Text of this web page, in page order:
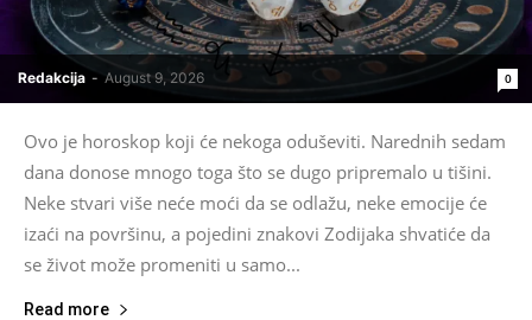
Redakcija - August 9, 2026 0
Ovo je horoskop koji će nekoga oduševiti. Narednih sedam
dana donose mnogo toga što se dugo pripremalo u tišini.
Neke stvari više neće moći da se odlažu, neke emocije će
izaći na površinu, a pojedini znakovi Zodijaka shvatiće da
se život može promeniti u samo...
Read more